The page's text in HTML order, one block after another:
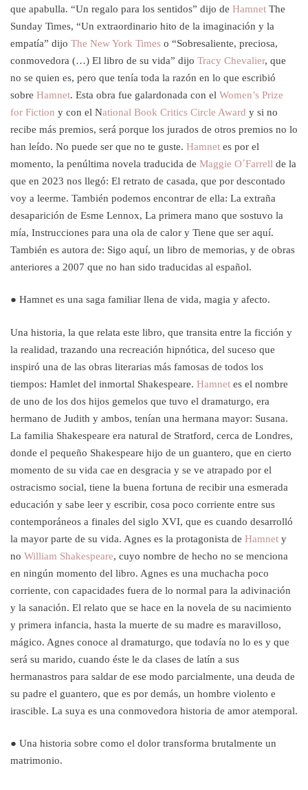
que apabulla. “Un regalo para los sentidos” dijo de Hamnet The
Sunday Times, “Un extraordinario hito de la imaginación y la
empatía” dijo The New York Times o “Sobresaliente, preciosa,
conmovedora (…) El libro de su vida” dijo Tracy Chevalier, que
no se quien es, pero que tenía toda la razón en lo que escribió
sobre Hamnet. Esta obra fue galardonada con el Women’s Prize
for Fiction y con el National Book Critics Circle Award y si no
recibe más premios, será porque los jurados de otros premios no lo
han leído. No puede ser que no te guste. Hamnet es por el
momento, la penúltima novela traducida de Maggie O´Farrell de la
que en 2023 nos llegó: El retrato de casada, que por descontado
voy a leerme. También podemos encontrar de ella: La extraña
desaparición de Esme Lennox, La primera mano que sostuvo la
mía, Instrucciones para una ola de calor y Tiene que ser aquí.
También es autora de: Sigo aquí, un libro de memorias, y de obras
anteriores a 2007 que no han sido traducidas al español.
● Hamnet es una saga familiar llena de vida, magia y afecto.
Una historia, la que relata este libro, que transita entre la ficción y
la realidad, trazando una recreación hipnótica, del suceso que
inspiró una de las obras literarias más famosas de todos los
tiempos: Hamlet del inmortal Shakespeare. Hamnet es el nombre
de uno de los dos hijos gemelos que tuvo el dramaturgo, era
hermano de Judith y ambos, tenían una hermana mayor: Susana.
La familia Shakespeare era natural de Stratford, cerca de Londres,
donde el pequeño Shakespeare hijo de un guantero, que en cierto
momento de su vida cae en desgracia y se ve atrapado por el
ostracismo social, tiene la buena fortuna de recibir una esmerada
educación y sabe leer y escribir, cosa poco corriente entre sus
contemporáneos a finales del siglo XVI, que es cuando desarrolló
la mayor parte de su vida. Agnes es la protagonista de Hamnet y
no William Shakespeare, cuyo nombre de hecho no se menciona
en ningún momento del libro. Agnes es una muchacha poco
corriente, con capacidades fuera de lo normal para la adivinación
y la sanación. El relato que se hace en la novela de su nacimiento
y primera infancia, hasta la muerte de su madre es maravilloso,
mágico. Agnes conoce al dramaturgo, que todavía no lo es y que
será su marido, cuando éste le da clases de latín a sus
hermanastros para saldar de ese modo parcialmente, una deuda de
su padre el guantero, que es por demás, un hombre violento e
irascible. La suya es una conmovedora historia de amor atemporal.
● Una historia sobre como el dolor transforma brutalmente un
matrimonio.